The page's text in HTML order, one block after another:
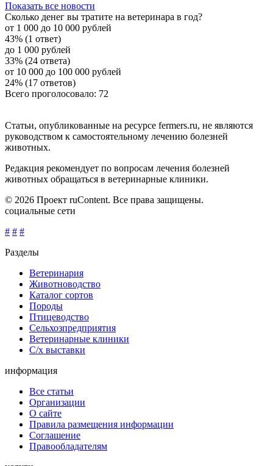
Показать все новости
Сколько денег вы тратите на ветеринара в год?
от 1 000 до 10 000 рублей
43% (1 ответ)
до 1 000 рублей
33% (24 ответа)
от 10 000 до 100 000 рублей
24% (17 ответов)
Всего проголосовало: 72
Статьи, опубликованные на ресурсе fermers.ru, не являются
руководством к самостоятельному лечению болезней
животных.
Редакция рекомендует по вопросам лечения болезней
животных обращаться в ветеринарные клиники.
© 2026 Проект ruContent. Все права защищены.
социальные сети
# # #
Разделы
Ветеринария
Животноводство
Каталог сортов
Породы
Птицеводство
Сельхозпредприятия
Ветеринарные клиники
С/х выставки
информация
Все статьи
Организации
О сайте
Правила размещения информации
Соглашение
Правообладателям